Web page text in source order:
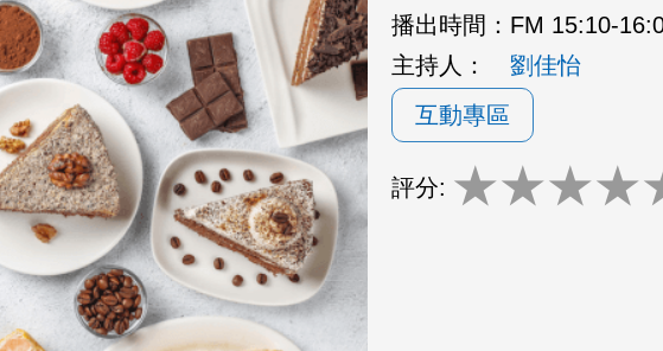
播出時間： FM 15:10-
主持人：
劉佳怡
互動專區
評分: ★★★★